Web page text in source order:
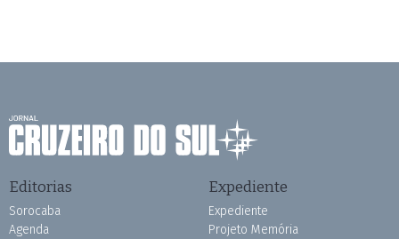
Editorias
Sorocaba
Agenda
Expediente
Expediente
Projeto Memória